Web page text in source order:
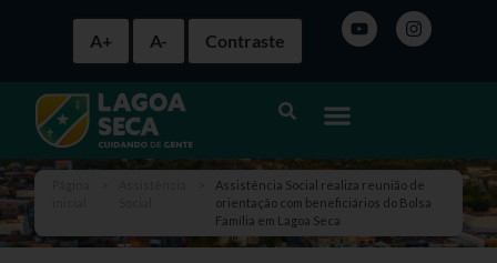
A+ A- Contraste
Assistência Social realiza reunião de
orientação com beneficiários do Bolsa
Família em Lagoa Seca